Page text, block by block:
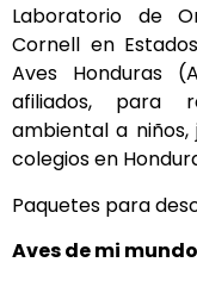
Laboratorio de
Cornell en
Aves Honduras
afiliados, para
ambiental a
colegios en
Paquetes para
Aves de mi